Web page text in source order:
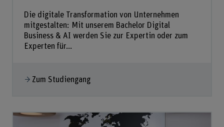
Die digitale Transformation von Unternehmen
mitgestalten: Mit unserem Bachelor Digital
Business & AI werden Sie zur Expertin oder zum
Experten für...
Zum Studiengang